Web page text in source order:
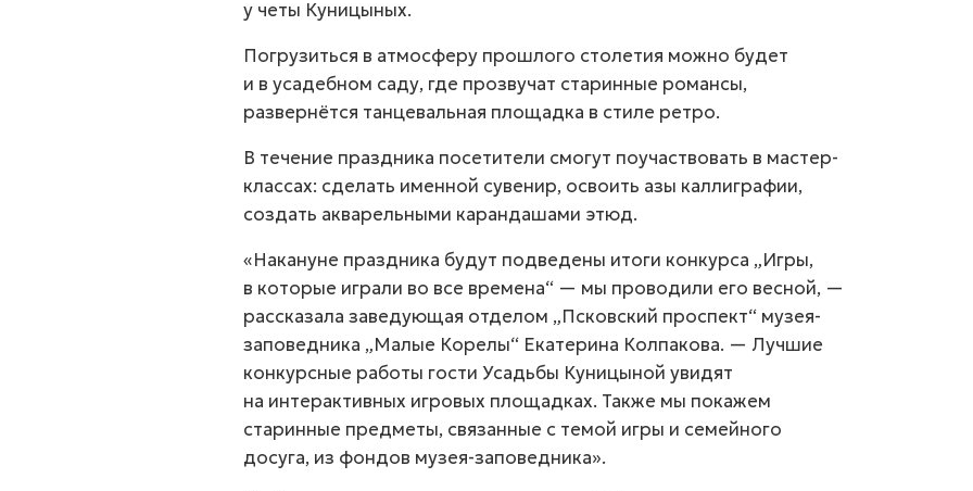
у четы Куницыных.
Погрузиться в атмосферу прошлого столетия можно будет
и в усадебном саду, где прозвучат старинные романсы,
развернётся танцевальная площадка в стиле ретро.
В течение праздника посетители смогут поучаствовать в мастер-
классах: сделать именной сувенир, освоить азы каллиграфии,
создать акварельными карандашами этюд.
«Накануне праздника будут подведены итоги конкурса „Игры,
в которые играли во все времена“ — мы проводили его весной, —
рассказала заведующая отделом „Псковский проспект“ музея-
заповедника „Малые Корелы“ Екатерина Колпакова. — Лучшие
конкурсные работы гости Усадьбы Куницыной увидят
на интерактивных игровых площадках. Также мы покажем
старинные предметы, связанные с темой игры и семейного
досуга, из фондов музея-заповедника».